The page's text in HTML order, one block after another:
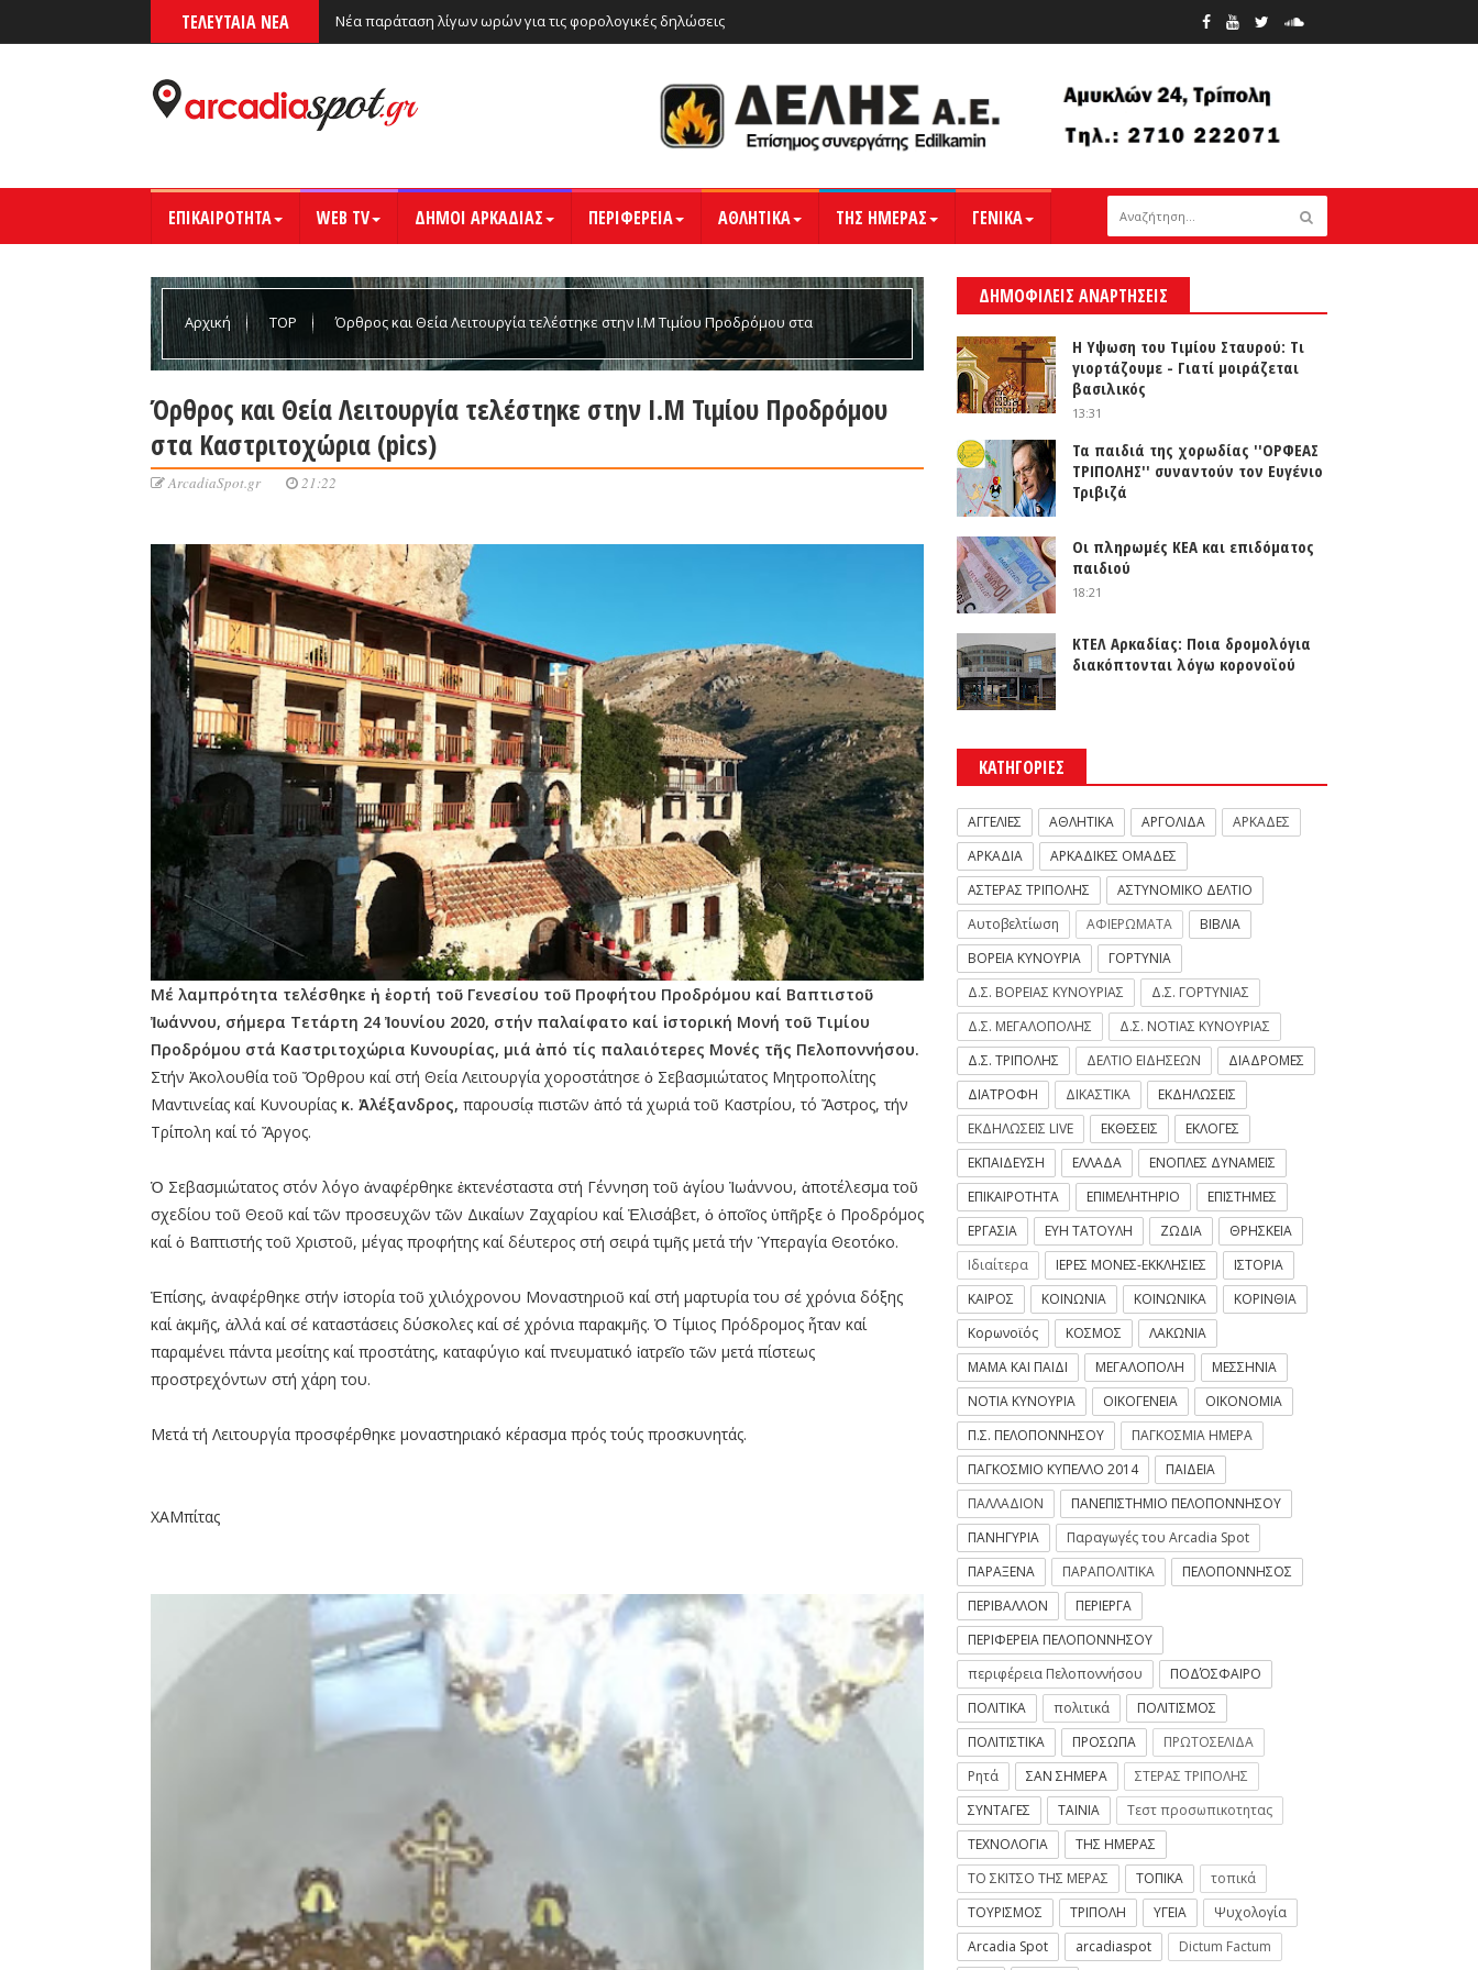
ΤΕΛΕΥΤΑΙΑ ΝΕΑ Νέα παράταση λίγων ωρών για τις φορολογικές δηλώσεις
ΕΠΙΚΑΙΡΟΤΗΤΑ WEB TV ΔΗΜΟΙ ΑΡΚΑΔΙΑΣ ΠΕΡΙΦΕΡΕΙΑ ΑΘΛΗΤΙΚΑ ΤΗΣ ΗΜΕΡΑΣ ΓΕΝΙΚΑ
Αρχική TOP Όρθρος και Θεία Λειτουργία τελέστηκε στην Ι.Μ Τιμίου Προδρόμου στα
Όρθρος και Θεία Λειτουργία τελέστηκε στην Ι.Μ Τιμίου Προδρόμου
στα Καστριτοχώρια (pics)
ArcadiaSpot.gr 21:22
Μέ λαμπρότητα τελέσθηκε ἡ ἑορτή τοῦ Γενεσίου τοῦ Προφήτου Προδρόμου καί Βαπτιστοῦ
Ἰωάννου, σήμερα Τετάρτη 24 Ἰουνίου 2020, στήν παλαίφατο καί ἱστορική Μονή τοῦ Τιμίου
Προδρόμου στά Καστριτοχώρια Κυνουρίας, μιά ἀπό τίς παλαιότερες Μονές τῆς Πελοποννήσου.
Στήν Ἀκολουθία τοῦ Ὄρθρου καί στή Θεία Λειτουργία χοροστάτησε ὁ Σεβασμιώτατος Μητροπολίτης
Μαντινείας καί Κυνουρίας κ. Ἀλέξανδρος, παρουσίᾳ πιστῶν ἀπό τά χωριά τοῦ Καστρίου, τό Ἄστρος, τήν
Τρίπολη καί τό Ἄργος.
Ὁ Σεβασμιώτατος στόν λόγο ἀναφέρθηκε ἐκτενέσταστα στή Γέννηση τοῦ ἁγίου Ἰωάννου, ἀποτέλεσμα τοῦ
σχεδίου τοῦ Θεοῦ καί τῶν προσευχῶν τῶν Δικαίων Ζαχαρίου καί Ἐλισάβετ, ὁ ὁποῖος ὑπῆρξε ὁ Προδρόμος
καί ὁ Βαπτιστής τοῦ Χριστοῦ, μέγας προφήτης καί δέυτερος στή σειρά τιμῆς μετά τήν Ὑπεραγία Θεοτόκο.
Ἐπίσης, ἀναφέρθηκε στήν ἱστορία τοῦ χιλιόχρονου Μοναστηριοῦ καί στή μαρτυρία του σέ χρόνια δόξης
καί ἀκμῆς, ἀλλά καί σέ καταστάσεις δύσκολες καί σέ χρόνια παρακμῆς. Ὁ Τίμιος Πρόδρομος ἦταν καί
παραμένει πάντα μεσίτης καί προστάτης, καταφύγιο καί πνευματικό ἰατρεῖο τῶν μετά πίστεως
προστρεχόντων στή χάρη του.
Μετά τή Λειτουργία προσφέρθηκε μοναστηριακό κέρασμα πρός τούς προσκυνητάς.
ΧΑΜπίτας
ΔΗΜΟΦΙΛΕΙΣ ΑΝΑΡΤΗΣΕΙΣ
Η Υψωση του Τιμίου Σταυρού: Τι
γιορτάζουμε - Γιατί μοιράζεται
βασιλικός
13:31
Τα παιδιά της χορωδίας ''ΟΡΦΕΑΣ
ΤΡΙΠΟΛΗΣ'' συναντούν τον Ευγένιο
Τριβιζά
Οι πληρωμές ΚΕΑ και επιδόματος
παιδιού
18:21
ΚΤΕΛ Αρκαδίας: Ποια δρομολόγια
διακόπτονται λόγω κορονοϊού
ΚΑΤΗΓΟΡΙΕΣ
ΑΓΓΕΛΙΕΣ ΑΘΛΗΤΙΚΑ ΑΡΓΟΛΙΔΑ
ΑΡΚΑΔΕΣ
ΑΡΚΑΔΙΑ
ΑΡΚΑΔΙΚΕΣ ΟΜΑΔΕΣ
ΑΣΤΕΡΑΣ ΤΡΙΠΟΛΗΣ
ΑΣΤΥΝΟΜΙΚΟ ΔΕΛΤΙΟ
Αυτοβελτίωση
ΑΦΙΕΡΩΜΑΤΑ
ΒΙΒΛΙΑ
ΒΟΡΕΙΑ ΚΥΝΟΥΡΙΑ
ΓΟΡΤΥΝΙΑ
Δ.Σ. ΒΟΡΕΙΑΣ ΚΥΝΟΥΡΙΑΣ
Δ.Σ. ΓΟΡΤΥΝΙΑΣ
Δ.Σ. ΜΕΓΑΛΟΠΟΛΗΣ
Δ.Σ. ΝΟΤΙΑΣ ΚΥΝΟΥΡΙΑΣ
Δ.Σ. ΤΡΙΠΟΛΗΣ
ΔΕΛΤΙΟ ΕΙΔΗΣΕΩΝ
ΔΙΑΔΡΟΜΕΣ
ΔΙΑΤΡΟΦΗ
ΔΙΚΑΣΤΙΚΑ
ΕΚΔΗΛΩΣΕΙΣ
ΕΚΔΗΛΩΣΕΙΣ LIVE
ΕΚΘΕΣΕΙΣ
ΕΚΛΟΓΕΣ
ΕΚΠΑΙΔΕΥΣΗ
ΕΛΛΑΔΑ
ΕΝΟΠΛΕΣ ΔΥΝΑΜΕΙΣ
ΕΠΙΚΑΙΡΟΤΗΤΑ
ΕΠΙΜΕΛΗΤΗΡΙΟ
ΕΠΙΣΤΗΜΕΣ
ΕΡΓΑΣΙΑ
ΕΥΗ ΤΑΤΟΥΛΗ ΖΩΔΙΑ
ΘΡΗΣΚΕΙΑ
Ιδιαίτερα
ΙΕΡΕΣ ΜΟΝΕΣ-ΕΚΚΛΗΣΙΕΣ
ΙΣΤΟΡΙΑ
ΚΑΙΡΟΣ
ΚΟΙΝΩΝΙΑ ΚΟΙΝΩΝΙΚΑ
ΚΟΡΙΝΘΙΑ
Κορωνοϊός
ΚΟΣΜΟΣ
ΛΑΚΩΝΙΑ
ΜΑΜΑ ΚΑΙ ΠΑΙΔΙ
ΜΕΓΑΛΟΠΟΛΗ
ΜΕΣΣΗΝΙΑ
ΝΟΤΙΑ ΚΥΝΟΥΡΙΑ
ΟΙΚΟΓΕΝΕΙΑ
ΟΙΚΟΝΟΜΙΑ
Π.Σ. ΠΕΛΟΠΟΝΝΗΣΟΥ
ΠΑΓΚΟΣΜΙΑ ΗΜΕΡΑ
ΠΑΓΚΟΣΜΙΟ ΚΥΠΕΛΛΟ 2014
ΠΑΙΔΕΙΑ
ΠΑΛΛΑΔΙΟΝ
ΠΑΝΕΠΙΣΤΗΜΙΟ ΠΕΛΟΠΟΝΝΗΣΟΥ
ΠΑΝΗΓΥΡΙΑ
Παραγωγές του Arcadia Spot
ΠΑΡΑΞΕΝΑ
ΠΑΡΑΠΟΛΙΤΙΚΑ
ΠΕΛΟΠΟΝΝΗΣΟΣ
ΠΕΡΙΒΑΛΛΟΝ
ΠΕΡΙΕΡΓΑ
ΠΕΡΙΦΕΡΕΙΑ ΠΕΛΟΠΟΝΝΗΣΟΥ
περιφέρεια Πελοποννήσου
ΠΟΔΌΣΦΑΙΡΟ
ΠΟΛΙΤΙΚΑ
πολιτικά
ΠΟΛΙΤΙΣΜΟΣ
ΠΟΛΙΤΙΣΤΙΚΑ
ΠΡΟΣΩΠΑ
ΠΡΩΤΟΣΕΛΙΔΑ
Ρητά
ΣΑΝ ΣΗΜΕΡΑ
ΣΤΕΡΑΣ ΤΡΙΠΟΛΗΣ
ΣΥΝΤΑΓΕΣ
ΤΑΙΝΙΑ
Τεστ προσωπικοτητας
ΤΕΧΝΟΛΟΓΙΑ
ΤΗΣ ΗΜΕΡΑΣ
ΤΟ ΣΚΙΤΣΟ ΤΗΣ ΜΕΡΑΣ
ΤΟΠΙΚΑ
τοπικά
ΤΟΥΡΙΣΜΟΣ
ΤΡΙΠΟΛΗ ΥΓΕΙΑ
Ψυχολογία
Arcadia Spot
arcadiaspot Dictum Factum